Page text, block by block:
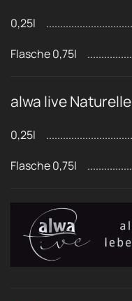
0,25l
Flasche 0,75l
alwa live Naturelle
0,25l
Flasche 0,75l